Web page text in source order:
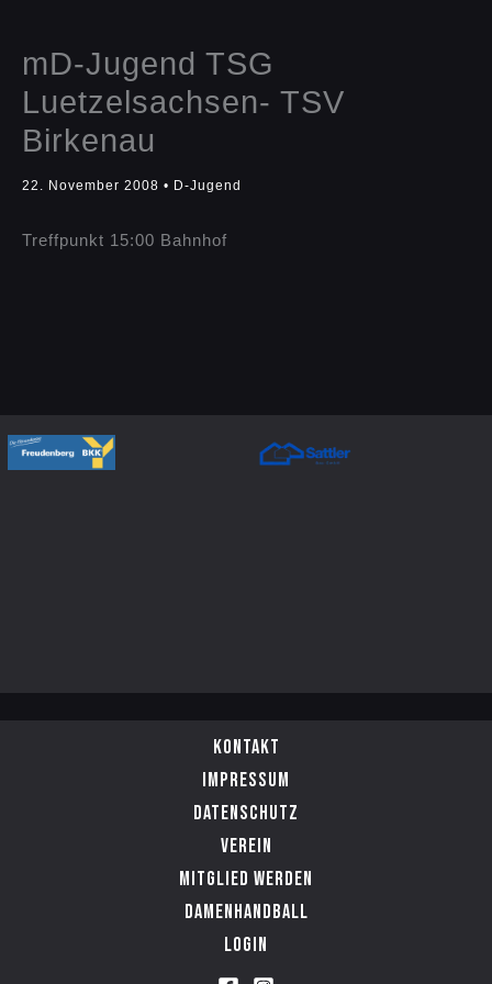
mD-Jugend TSG
Luetzelsachsen- TSV
Birkenau
22. November 2008 • D-Jugend
Treffpunkt 15:00 Bahnhof
Kontakt
Impressum
Datenschutz
Verein
Mitglied werden
Damenhandball
Login